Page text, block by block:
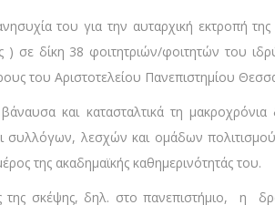
του για την αυταρχική εκτροπή
) σε δίκη 38 φοιτητριών/φοιτητών του
του Αριστοτελείου Πανεπιστημίου
και κατασταλτικά τη
λεσχών και ομάδων
της ακαδημαϊκής καθημερινότητάς του.
σκέψης, δηλ. στο πανεπιστήμιο, η